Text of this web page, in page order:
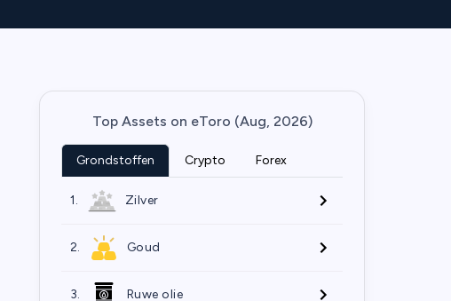
Top Assets on eToro (Aug, 2026)
Grondstoffen Crypto Forex
1. Zilver
2. Goud
3. Ruwe olie